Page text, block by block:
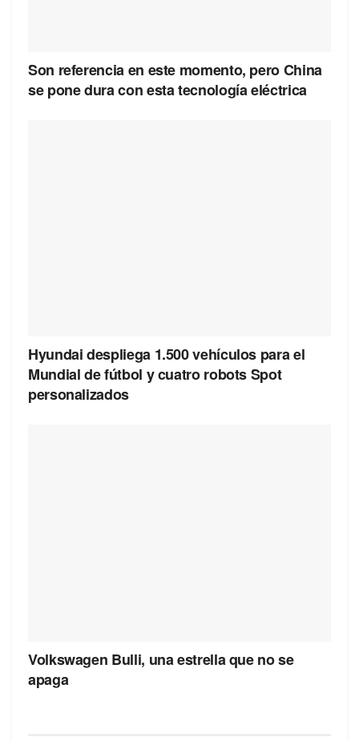
Son referencia en este momento, pero China
se pone dura con esta tecnología eléctrica
Hyundai despliega 1.500 vehículos para el
Mundial de fútbol y cuatro robots Spot
personalizados
Volkswagen Bulli, una estrella que no se
apaga